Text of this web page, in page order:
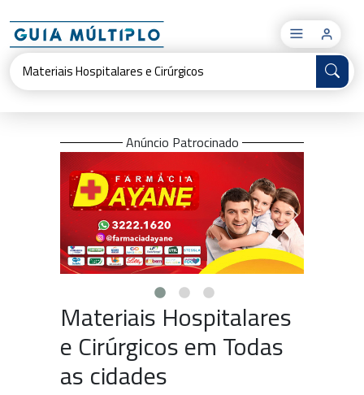
×
Anúncio Patrocinado
Materiais Hospitalares
e Cirúrgicos em Todas
as cidades